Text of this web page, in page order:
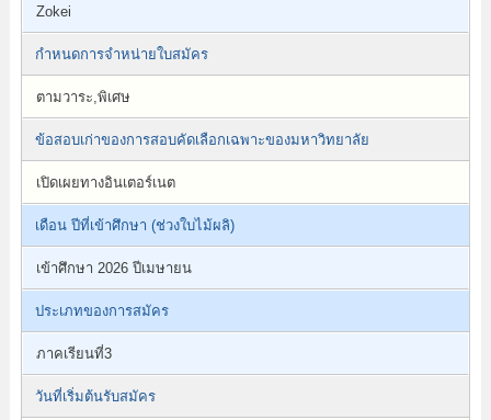
Zokei
กำหนดการจำหน่ายใบสมัคร
ตามวาระ,พิเศษ
ข้อสอบเก่าของการสอบคัดเลือกเฉพาะของมหาวิทยาลัย
เปิดเผยทางอินเตอร์เนต
เดือน ปีที่เข้าศึกษา (ช่วงใบไม้ผลิ)
เข้าศึกษา 2026 ปีเมษายน
ประเภทของการสมัคร
ภาคเรียนที่3
วันที่เริ่มต้นรับสมัคร